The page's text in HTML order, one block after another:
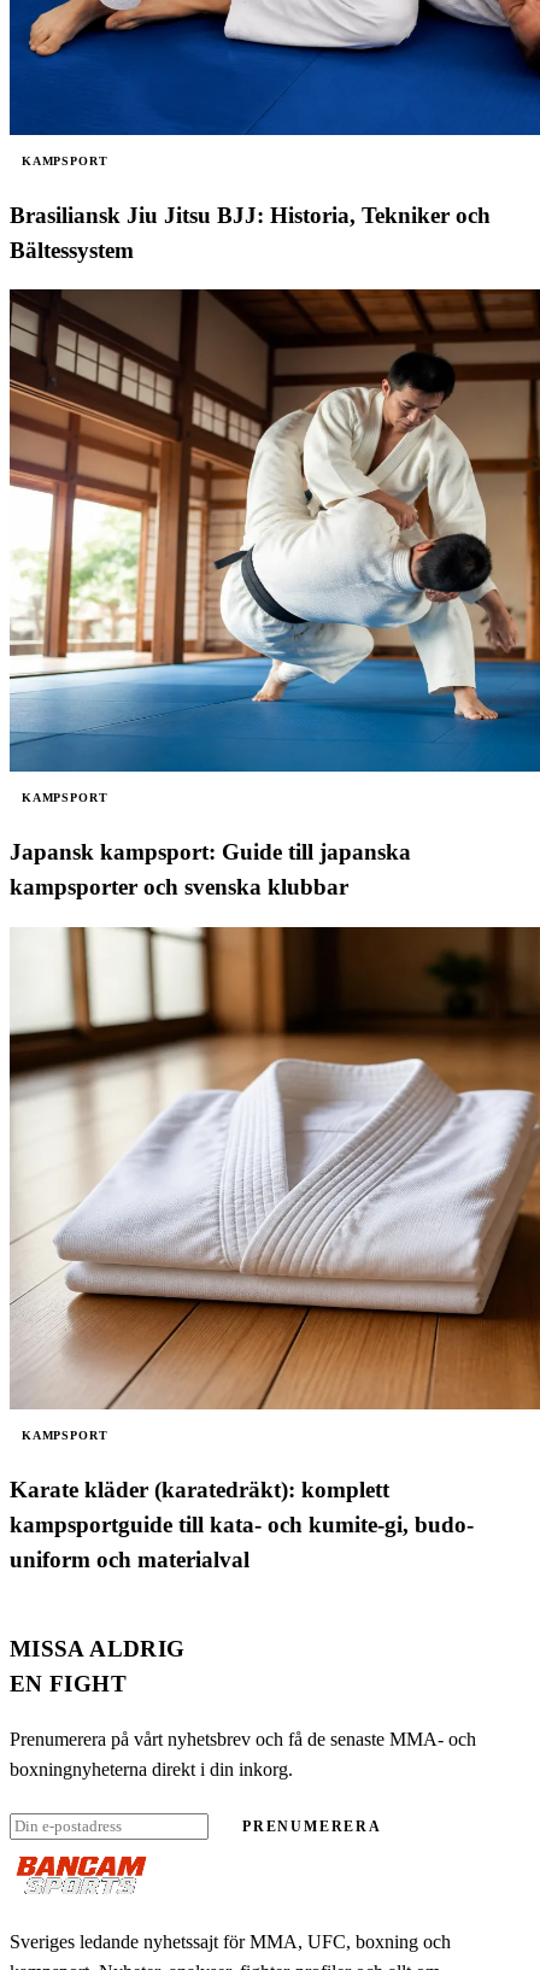
KAMPSPORT
Brasiliansk Jiu Jitsu BJJ: Historia, Tekniker och
Bältessystem
KAMPSPORT
Japansk kampsport: Guide till japanska
kampsporter och svenska klubbar
KAMPSPORT
Karate kläder (karatedräkt): komplett
kampsportguide till kata- och kumite-gi, budo-
uniform och materialval
MISSA ALDRIG
EN FIGHT
Prenumerera på vårt nyhetsbrev och få de senaste MMA- och
boxningnyheterna direkt i din inkorg.
PRENUMERERA
Sveriges ledande nyhetssajt för MMA, UFC, boxning och